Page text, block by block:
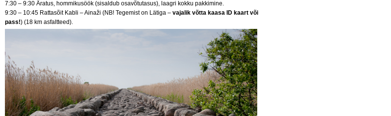
7:30 – 9:30 Äratus, hommikusöök (sisaldub osavõtutasus), laagri kokku pakkimine.
9:30 – 10:45 Rattasõit Kabli – Ainaži (NB! Tegemist on Lätiga – vajalik võtta kaasa ID kaart või
pass!) (18 km asfaltteed).